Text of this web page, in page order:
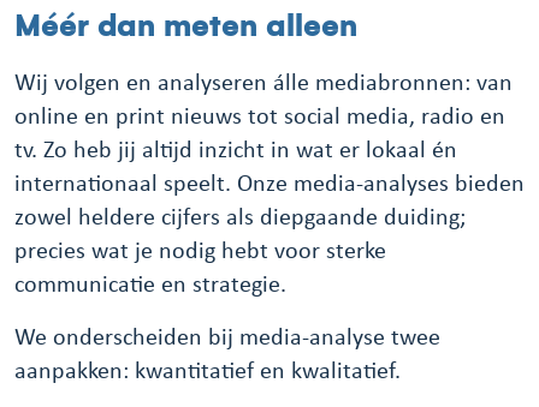
Méér dan meten alleen
Wij volgen en analyseren álle mediabronnen: van
online en print nieuws tot social media, radio en
tv. Zo heb jij altijd inzicht in wat er lokaal én
internationaal speelt. Onze media-analyses bieden
zowel heldere cijfers als diepgaande duiding;
precies wat je nodig hebt voor sterke
communicatie en strategie.
We onderscheiden bij media-analyse twee
aanpakken: kwantitatief en kwalitatief.